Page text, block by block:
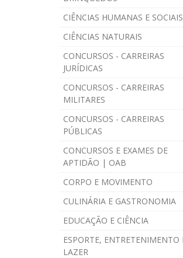
CIÊNCIAS HUMANAS E SOCIAIS
CIÊNCIAS NATURAIS
CONCURSOS - CARREIRAS
JURÍDICAS
CONCURSOS - CARREIRAS
MILITARES
CONCURSOS - CARREIRAS
PÚBLICAS
CONCURSOS E EXAMES DE
APTIDÃO | OAB
CORPO E MOVIMENTO
CULINÁRIA E GASTRONOMIA
EDUCAÇÃO E CIÊNCIA
ESPORTE, ENTRETENIMENTO
LAZER